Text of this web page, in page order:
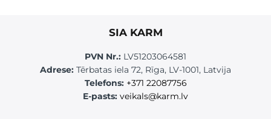
SIA KARM
PVN Nr.: LV51203064581
Adrese: Tērbatas iela 72, Rīga, LV-1001, Latvija
Telefons: +371 22087756
E-pasts: veikals@karm.lv